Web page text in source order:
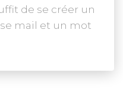
de se créer un
mail et un mot